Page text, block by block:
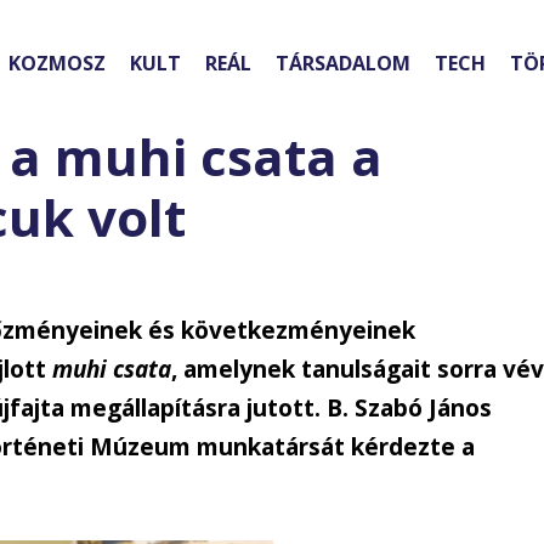
KOZMOSZ KULT REÁL TÁRSADALOM TECH
muhi csata a
volt
és következményeinek
muhi csata, amelynek tanulságait sorra
megállapításra jutott. B. Szabó János
Múzeum munkatársát kérdezte a